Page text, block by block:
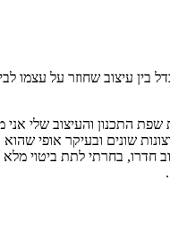
עיצוב שחוזר על עצמו
התכנון והעיצוב שלי
שונים ובעיקר אופי
בחרתי לתת ביטוי